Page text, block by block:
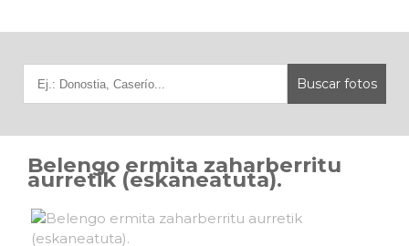
Belengo ermita zaharberritu
aurretik (eskaneatuta).